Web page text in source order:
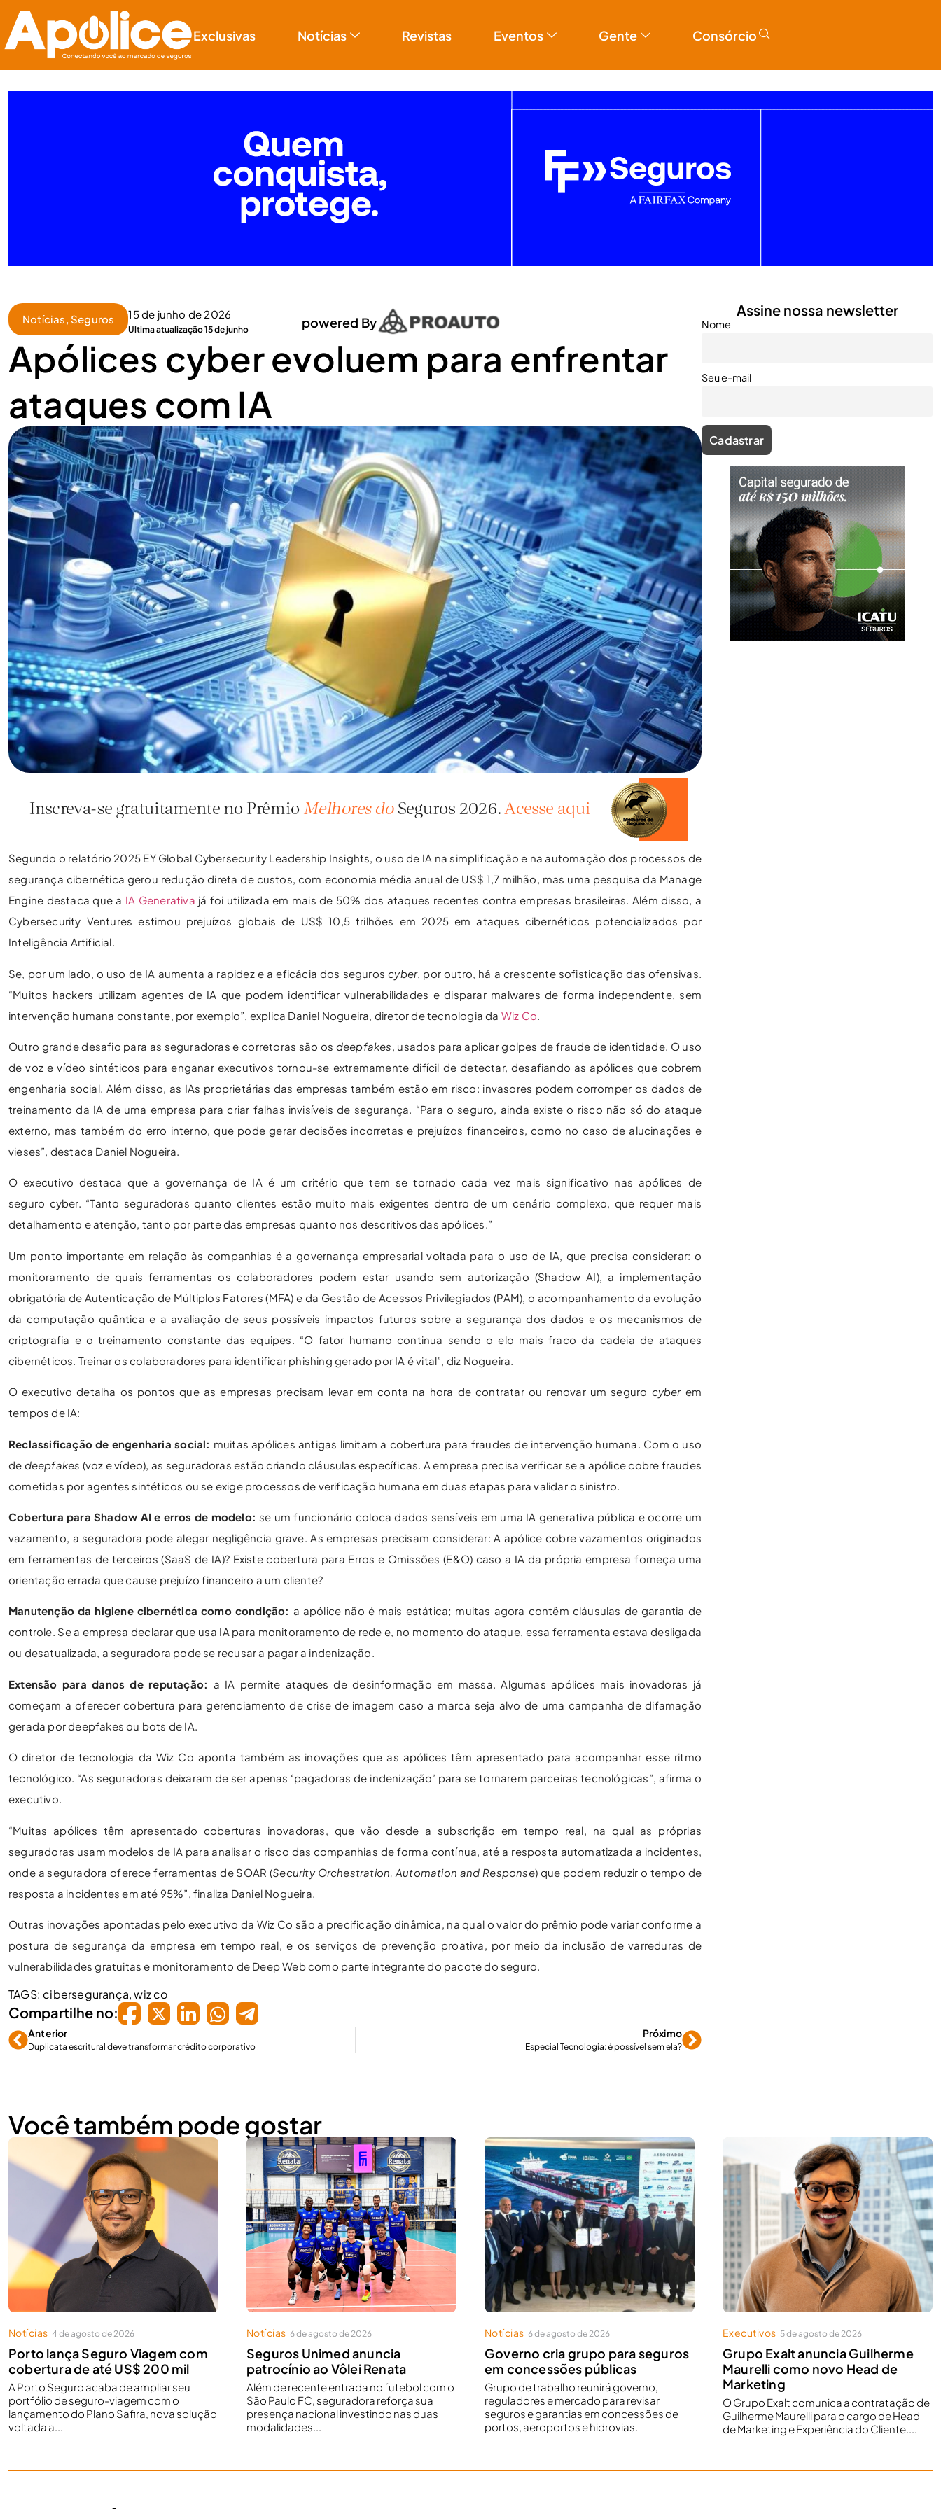
Exclusivas Notícias Revistas Eventos Gente Consórcio
Notícias, Seguros 15 de junho de 2026
Ultima atualização 15 de junho powered By
Apólices cyber evoluem para enfrentar
ataques com IA
Segundo o relatório 2025 EY Global Cybersecurity Leadership Insights, o uso de IA na simplificação e na automação dos processos de
segurança cibernética gerou redução direta de custos, com economia média anual de US$ 1,7 milhão, mas uma pesquisa da Manage
Engine destaca que a IA Generativa já foi utilizada em mais de 50% dos ataques recentes contra empresas brasileiras. Além disso, a
Cybersecurity Ventures estimou prejuízos globais de US$ 10,5 trilhões em 2025 em ataques cibernéticos potencializados por
Inteligência Artificial.
Se, por um lado, o uso de IA aumenta a rapidez e a eficácia dos seguroscyber, por outro, há a crescente sofisticação das ofensivas.
“Muitos hackers utilizam agentes de IA que podem identificar vulnerabilidades e disparar malwares de forma independente, sem
intervenção humana constante, por exemplo”, explica Daniel Nogueira, diretor de tecnologia da Wiz Co
Outro grande desafio para as seguradoras e corretoras são os deepfakes, usados para aplicar golpes de fraude de identidade. O uso
de voz e vídeo sintéticos para enganar executivos tornou-se extremamente difícil de detectar, desafiando as apólices que cobrem
engenharia social. Além disso, as IAs proprietárias das empresas também estão em risco: invasores podem corromper os dados de
treinamento da IA de uma empresa para criar falhas invisíveis de segurança. “Para o seguro, ainda existe o risco não só do ataque
externo, mas também do erro interno, que pode gerar decisões incorretas e prejuízos financeiros, como no caso de alucinações e
vieses”, destaca Daniel Nogueira.
O executivo destaca que a governança de IA é um critério que tem se tornado cada vez mais significativo nas apólices de
seguro cyber. “Tanto seguradoras quanto clientes estão muito mais exigentes dentro de um cenário complexo, que requer mais
detalhamento e atenção, tanto por parte das empresas quanto nos descritivos das apólices.”
Um ponto importante em relação às companhias é a governança empresarial voltada para o uso de IA, que precisa considerar: o
monitoramento de quais ferramentas os colaboradores podem estar usando sem autorização (Shadow AI), a implementação
obrigatória de Autenticação de Múltiplos Fatores (MFA) e da Gestão de Acessos Privilegiados (PAM), o acompanhamento da evolução
da computação quântica e a avaliação de seus possíveis impactos futuros sobre a segurança dos dados e os mecanismos de
criptografia e o treinamento constante das equipes. “O fator humano continua sendo o elo mais fraco da cadeia de ataques
cibernéticos. Treinar os colaboradores para identificar phishing gerado por IA é vital”, diz Nogueira.
O executivo detalha os pontos que as empresas precisam levar em conta na hora de contratar ou renovar um seguro cyberem
tempos de IA:
Reclassificação de engenharia social: muitas apólices antigas limitam a cobertura para fraudes de intervenção humana. Com o uso
de deepfakes (voz e vídeo), as seguradoras estão criando cláusulas específicas. A empresa precisa verificar se a apólice cobre fraudes
cometidas por agentes sintéticos ou se exige processos de verificação humana em duas etapas para validar o sinistro.
Cobertura para Shadow AI e erros de modelo: se um funcionário coloca dados sensíveis em uma IA generativa pública e ocorre um
vazamento, a seguradora pode alegar negligência grave. As empresas precisam considerar: A apólice cobre vazamentos originados
em ferramentas de terceiros (SaaS de IA)? Existe cobertura para Erros e Omissões (E&O) caso a IA da própria empresa forneça uma
orientação errada que cause prejuízo financeiro a um cliente?
Manutenção da higiene cibernética como condição: a apólice não é mais estática; muitas agora contêm cláusulas de garantia de
controle. Se a empresa declarar que usa IA para monitoramento de rede e, no momento do ataque, essa ferramenta estava desligada
ou desatualizada, a seguradora pode se recusar a pagar a indenização.
Extensão para danos de reputação: a IA permite ataques de desinformação em massa. Algumas apólices mais inovadoras já
começam a oferecer cobertura para gerenciamento de crise de imagem caso a marca seja alvo de uma campanha de difamação
gerada por deepfakes ou bots de IA.
O diretor de tecnologia da Wiz Co aponta também as inovações que as apólices têm apresentado para acompanhar esse ritmo
tecnológico. “As seguradoras deixaram de ser apenas ‘pagadoras de indenização’ para se tornarem parceiras tecnológicas”, afirma o
executivo.
“Muitas apólices têm apresentado coberturas inovadoras, que vão desde a subscrição em tempo real, na qual as próprias
seguradoras usam modelos de IA para analisar o risco das companhias de forma contínua, até a resposta automatizada a incidentes,
onde a seguradora oferece ferramentas de SOAR (Security Orchestration, Automation and Response) que podem reduzir o tempo de
resposta a incidentes em até 95%”, finaliza Daniel Nogueira.
Outras inovações apontadas pelo executivo da Wiz Co são a precificação dinâmica, na qual o valor do prêmio pode variar conforme a
postura de segurança da empresa em tempo real, e os serviços de prevenção proativa, por meio da inclusão de varreduras de
vulnerabilidades gratuitas e monitoramento de Deep Web como parte integrante do pacote do seguro.
TAGS: cibersegurança,wiz co
Compartilhe no:
Anterior
Duplicata escritural deve transformar crédito corporativo
Próximo
Especial Tecnologia: é possível sem ela?
Assine nossa newsletter
Nome
Seu e-mail
Você também pode gostar
Notícias 4 de agosto de 2026
Porto lança Seguro Viagem com
cobertura de até US$ 200 mil
A Porto Seguro acaba de ampliar seu
portfólio de seguro-viagem com o
lançamento do Plano Safira, nova solução
voltada a...
Notícias 6 de agosto de 2026
Seguros Unimed anuncia
patrocínio ao Vôlei Renata
Além de recente entrada no futebol com o
São Paulo FC, seguradora reforça sua
presença nacional investindo nas duas
modalidades...
Notícias 6 de agosto de 2026
Governo cria grupo para seguros
em concessões públicas
Grupo de trabalho reunirá governo,
reguladores e mercado para revisar
seguros e garantias em concessões de
portos, aeroportos e hidrovias.
Executivos 5 de agosto de 2026
Grupo Exalt anuncia Guilherme
Maurelli como novo Head de
Marketing
O Grupo Exalt comunica a contratação de
Guilherme Maurelli para o cargo de Head
de Marketing e Experiência do Cliente....